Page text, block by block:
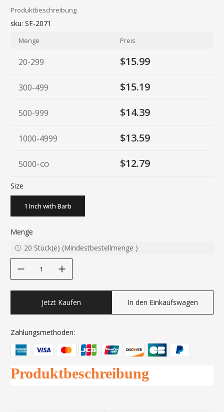
Produktbeschreibung
sku: SF-2071
Menge Preis
20-299 $15.99
300-499 $15.19
500-999 $14.39
1000-4999 $13.59
5000- $12.79
Size
1 Inch with Barb
Menge
20 Stück(e) (Mindestbestellmenge )
Jetzt Kaufen In den Einkaufswagen
Zahlungsmethoden:
Produktbeschreibung